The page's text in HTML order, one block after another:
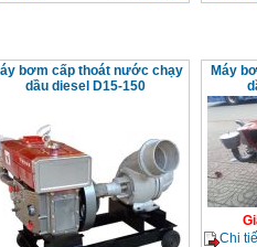
bơm cấp thoát nước chạy
dầu diesel D15-150
Máy
Chi